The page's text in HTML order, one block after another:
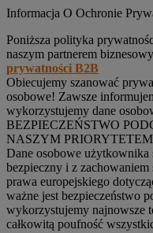
Informacja O Ochronie
Poniższa polityka
naszym partnerem
prywatności B2B
Obiecujemy szanować
osobowe! Zawsze
wykorzystujemy dane
BEZPIECZEŃSTWO
NASZYM PRIORYTETEM
Dane osobowe użytkownika
bezpieczny i z zachowaniem
prawa europejskiego
ważne jest bezpieczeństwo
wykorzystujemy najnowsze
całkowitą poufność